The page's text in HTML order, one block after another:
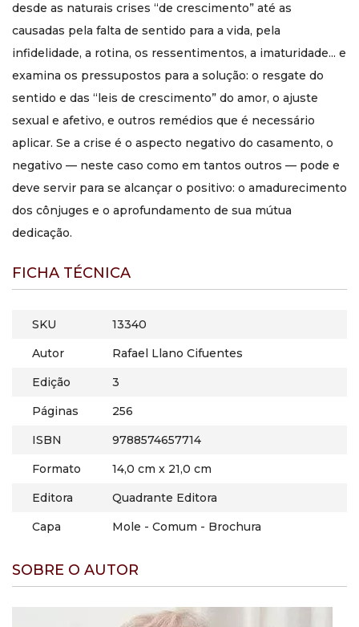
desde as naturais crises “de crescimento” até as
causadas pela falta de sentido para a vida, pela
infidelidade, a rotina, os ressentimentos, a imaturidade... e
examina os pressupostos para a solução: o resgate do
sentido e das “leis de crescimento” do amor, o ajuste
sexual e afetivo, e outros remédios que é necessário
aplicar. Se a crise é o aspecto negativo do casamento, o
negativo — neste caso como em tantos outros — pode e
deve servir para se alcançar o positivo: o amadurecimento
dos cônjuges e o aprofundamento de sua mútua
dedicação.
FICHA TÉCNICA
SKU
13340
Autor
Rafael Llano Cifuentes
Edição
3
Páginas
256
ISBN
9788574657714
Formato
14,0 cm x 21,0 cm
Editora
Quadrante Editora
Capa
Mole - Comum - Brochura
SOBRE O AUTOR